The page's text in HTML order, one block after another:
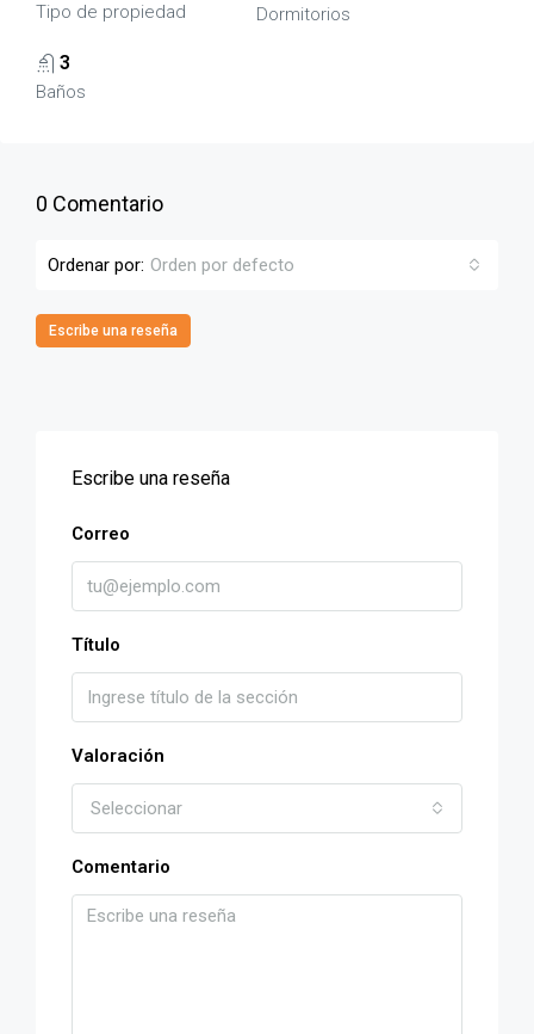
Tipo de propiedad Dormitorios
3
Baños
0 Comentario
Ordenar por: Orden por defecto
Escribe una reseña
Escribe una reseña
Correo
Título
Valoración
Seleccionar
Comentario